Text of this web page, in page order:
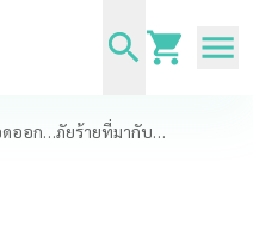
ไข้เลือดออก…ภัยร้ายที่มากับหน้าฝน